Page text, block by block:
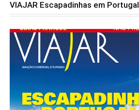
VIAJAR Escapadinhas em Portugal